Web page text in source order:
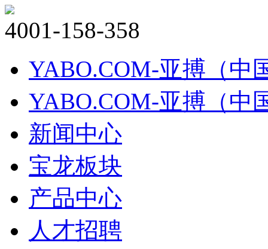
4001-158-358
YABO.COM-亚搏（中
YABO.COM-亚搏（中
新闻中心
宝龙板块
产品中心
人才招聘